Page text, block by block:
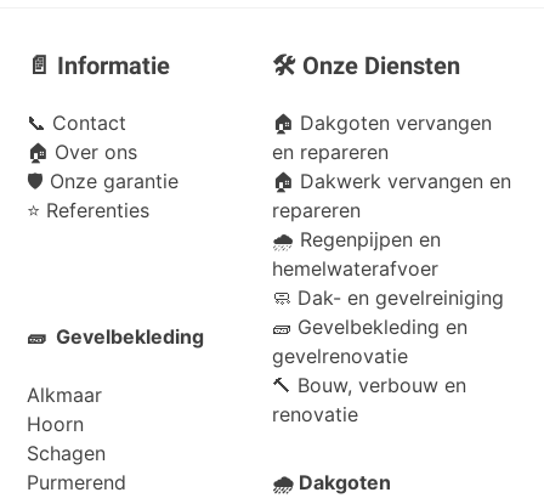
📄 Informatie
📞 Contact
🏠 Over ons
🛡️ Onze garantie
⭐ Referenties
🧱 Gevelbekleding
Alkmaar
Hoorn
Schagen
Purmerend
🛠️ Onze Diensten
🏠 Dakgoten vervangen
en repareren
🏠 Dakwerk vervangen en
repareren
🌧️ Regenpijpen en
hemelwaterafvoer
🧼 Dak- en gevelreiniging
🧱 Gevelbekleding en
gevelrenovatie
🔨 Bouw, verbouw en
renovatie
🌧️ Dakgoten